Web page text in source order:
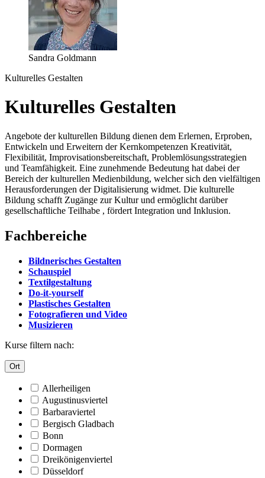
Sandra Goldmann
Kulturelles Gestalten
Kulturelles Gestalten
Angebote der kulturellen Bildung dienen dem Erlernen, Erproben,
Entwickeln und Erweitern der Kernkompetenzen Kreativität,
Flexibilität, Improvisationsbereitschaft, Problemlösungsstrategien
und Teamfähigkeit. Eine zunehmende Bedeutung hat dabei der
Bereich der kulturellen Medienbildung, welcher sich den vielfältigen
Herausforderungen der Digitalisierung widmet. Die kulturelle
Bildung schafft Zugänge zur Kultur und ermöglicht darüber
gesellschaftliche Teilhabe , fördert Integration und Inklusion.
Fachbereiche
Bildnerisches Gestalten
Schauspiel
Textilgestaltung
Do-it-yourself
Plastisches Gestalten
Fotografieren und Video
Musizieren
Kurse filtern nach:
Ort
Allerheiligen
Augustinusviertel
Barbaraviertel
Bergisch Gladbach
Bonn
Dormagen
Dreikönigenviertel
Düsseldorf